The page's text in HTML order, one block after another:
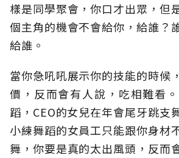
樣是同學聚會，你口才出眾，但
個主角的機會不會給你，給誰？
給誰。
當你急吼吼展示你的技能的時候
價，反而會有人說，吃相難看
蹈，CEO的女兒在年會尾牙跳支
小練舞蹈的女員工只能跟你身材
舞，你要是真的太出風頭，反而